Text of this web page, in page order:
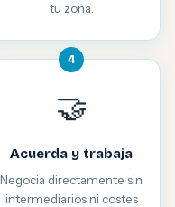
tu zona.
4
🤝
Acuerda y trabaja
Negocia directamente sin
intermediarios ni costes